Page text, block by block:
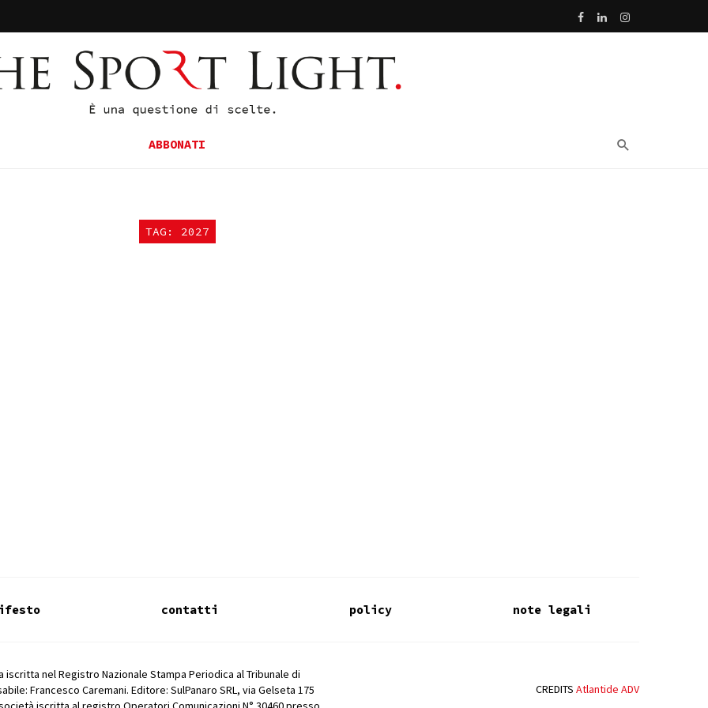
ABBONATI
TAG: 2027
contatti policy note legali
nel Registro Nazionale Stampa Periodica al Tribunale di
Francesco Caremani. Editore: SulPanaro SRL, via Gelseta 175
CREDITS Atlantide ADV